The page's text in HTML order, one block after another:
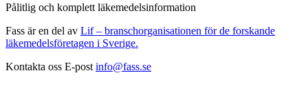
Pålitlig och komplett läkemedelsinformation
Fass är en del av Lif – branschorganisationen för de forskande
läkemedelsföretagen i Sverige.
Kontakta oss E-post info@fass.se